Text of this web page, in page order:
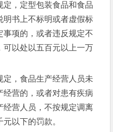
，定型包装食品和食品
明书上不标明或者虚假标
项的，或者违反规定不
可以处以五百元以上一万
，食品生产经营人员未
营的，或者对患有疾病
经营人员，不按规定调离
以下的罚款。